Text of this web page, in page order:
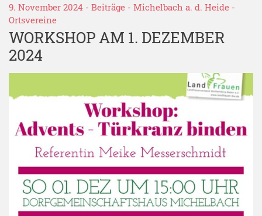
9. November 2024 - Beiträge - Michelbach a. d. Heide -
Ortsvereine
WORKSHOP AM 1. DEZEMBER
2024